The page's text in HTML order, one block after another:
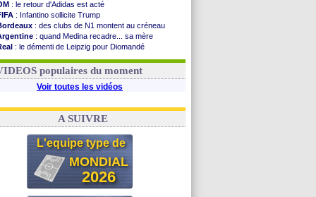
: le retour d'Adidas est acté
: Infantino sollicite Trump
: des clubs de N1 montent au créneau
: quand Medina recadre... sa mère
: le démenti de Leipzig pour Diomandé
: Paixão attire un 2e club anglais
populaires du moment
Voir toutes les vidéos
A SUIVRE
L'equipe type de
MONDIAL
2026